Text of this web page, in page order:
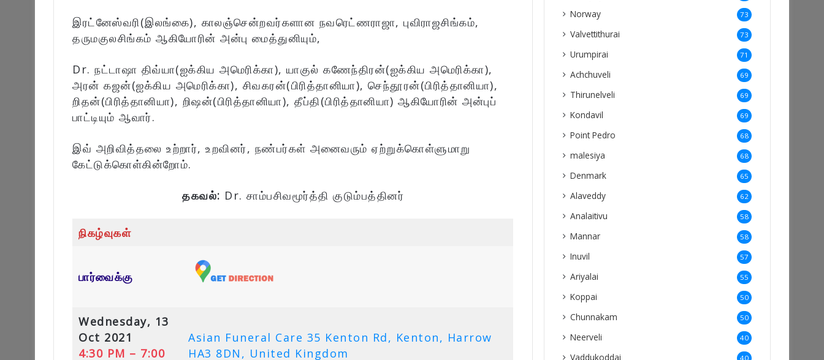
இரட்னேஸ்வரி(இலங்கை), காலஞ்சென்றவர்களான நவரெட்ணராஜா, புவிராஜசிங்கம்,
தருமகுலசிங்கம் ஆகியோரின் அன்பு மைத்துனியும்,
Dr. நட்டாஷா திவ்யா(ஐக்கிய அமெரிக்கா), யாகுல் கணேந்திரன்(ஐக்கிய அமெரிக்கா),
அரன் கஜன்(ஐக்கிய அமெரிக்கா), சிவகரன்(பிரித்தானியா), செந்தூரன்(பிரித்தானியா),
றிதன்(பிரித்தானியா), றிஷன்(பிரித்தானியா), தீப்தி(பிரித்தானியா) ஆகியோரின் அன்புப்
பாட்டியும் ஆவார்.
இவ் அறிவித்தலை உற்றார், உறவினர், நண்பர்கள் அனைவரும் ஏற்றுக்கொள்ளுமாறு
கேட்டுக்கொள்கின்றோம்.
தகவல்: Dr. சாம்பசிவமூர்த்தி குடும்பத்தினர்
நிகழ்வுகள்
பார்வைக்கு
Wednesday, 13
Oct 2021
4:30 PM – 7:00
Asian Funeral Care 35 Kenton Rd, Kenton, Harrow
HA3 8DN, United Kingdom
Norway 73
Valvettithurai 73
Urumpirai 71
Achchuveli 69
Thirunelveli 69
Kondavil 69
Point Pedro 68
malesiya 68
Denmark 65
Alaveddy 62
Analaitivu 58
Mannar 58
Inuvil 57
Ariyalai 55
Koppai 50
Chunnakam 50
Neerveli 40
Vaddukoddai 40